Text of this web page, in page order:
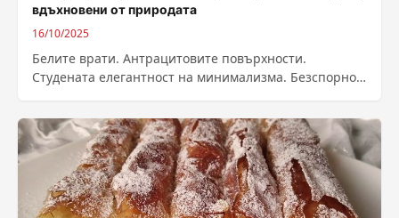
вдъхновени от природата
16/10/2025
Белите врати. Антрацитовите повърхности.
Студената елегантност на минимализма. Безспорно
се у дома с...